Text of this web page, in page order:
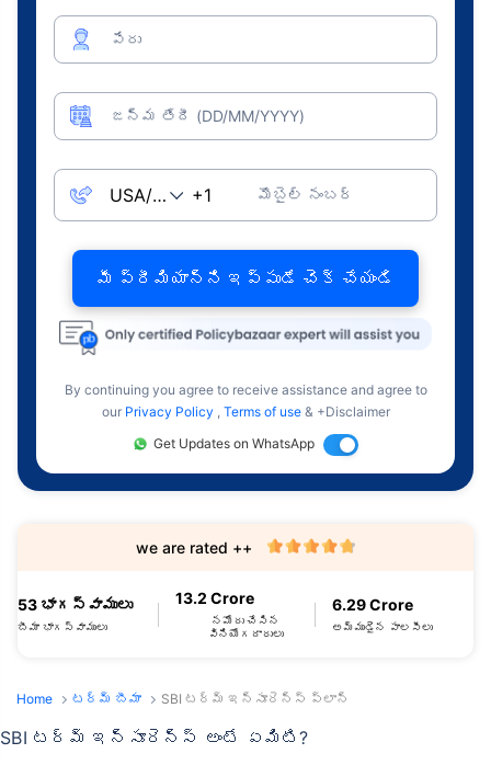
పేరు
జన్మ తేదీ (DD/MM/YYYY)
మొబైల్ నంబర్
మీ ప్రీమియాన్ని ఇప్పుడే చెక్ చేయండి
By continuing you agree to receive assistance and agree to
our Privacy Policy , Terms of use & +Disclaimer
Get Updates on WhatsApp
53 భాగస్వాములు
బీమా భాగస్వాములు
13.2 Crore
నమోదు చేసిన
వినియోగదారులు
6.29 Crore
అమ్ముడైన పాలసీలు
we are rated ++
Home టర్మ్ బీమా SBI టర్మ్ ఇన్సూరెన్స్ ప్లాన్
SBI టర్మ్ ఇన్సూరెన్స్ అంటే ఏమిటి?